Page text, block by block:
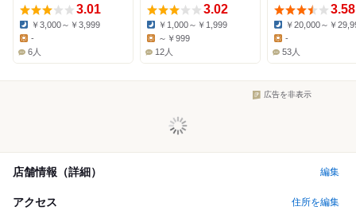
3.01
Dinner:
￥3,000～￥3,999
Lunch:
-
6人
3.02
Dinner:
￥1,000～￥1,999
Lunch:
～￥999
12人
3.58
Dinner:
￥20,000～￥
Lunch:
-
53人
広告を非表示
店舗情報（詳細） 編集
アクセス 住所を編集